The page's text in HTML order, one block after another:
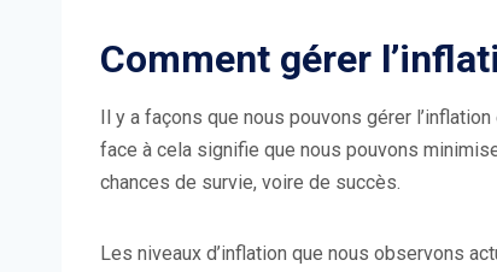
Comment gérer
Il y a façons que nous pouvons gérer
face à cela signifie que nous pouvons
chances de survie, voire de succès.
Les niveaux d’inflation que nous observons